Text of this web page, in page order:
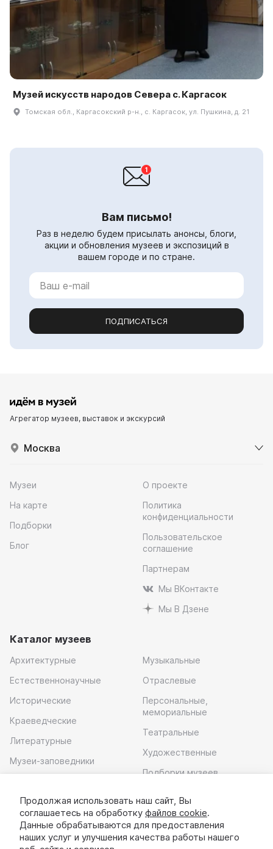
Музей искусств народов Севера с. Каргасок
Томская обл., Каргасокский р-н., с. Каргасок, ул. Пушкина, д. 21
Вам письмо!
Раз в неделю будем присылать анонсы, блоги,
акции и обновления музеев и экспозиций в
вашем городе и по стране.
ПОДПИСАТЬСЯ
Агрегатор музеев, выставок и экскурсий
Москва
Музеи
На карте
Подборки
Блог
О проекте
Политика
конфиденциальности
Пользовательское
соглашение
Партнерам
Мы ВКонтакте
Мы В Дзене
Каталог музеев
Архитектурные
Естественнонаучные
Исторические
Краеведческие
Литературные
Музеи-заповедники
Музыкальные
Отраслевые
Персональные,
мемориальные
Театральные
Художественные
Подборки музеев
Скачать приложение
Продолжая использовать наш сайт, Вы
соглашаетесь на обработку файлов cookie.
Данные обрабатываются для предоставления
наших услуг и улучшения качества работы нашего